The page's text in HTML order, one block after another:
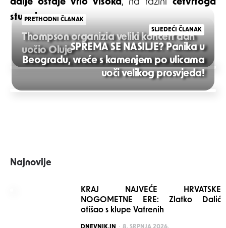
dalje ostaje vrlo visoka , na razini četvrtoga
stupnja.
Post
navigation
PRETHODNI ČLANAK
Thompson organizia veliki koncert dan
uočio Oluje
SLJEDEĆI ČLANAK
SPREMA SE NASILJE? Panika u
Beogradu, vreće s kamenjem po ulicama
uoči velikog prosvjeda!
Najnovije
KRAJ NAJVEĆE HRVATSKE
NOGOMETNE ERE: Zlatko Dalić
otišao s klupe Vatrenih
POSTED